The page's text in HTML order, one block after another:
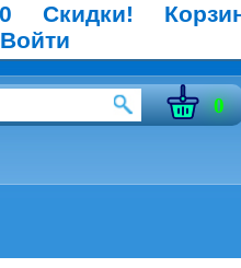
Скидки!
Войти
0